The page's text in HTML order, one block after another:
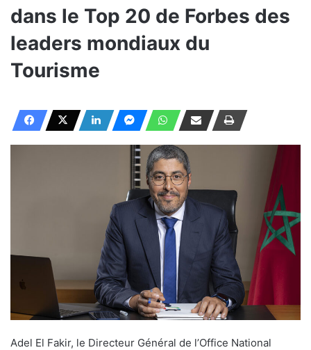
dans le Top 20 de Forbes des
leaders mondiaux du
Tourisme
Adel El Fakir, le Directeur Général de l’Office National